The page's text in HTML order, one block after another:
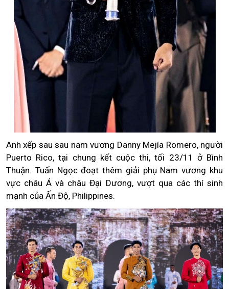
Anh xếp sau sau nam vương Danny Mejía Romero, người
Puerto Rico, tại chung kết cuộc thi, tối 23/11 ở Bình
Thuận. Tuấn Ngọc đoạt thêm giải phụ Nam vương khu
vực châu Á và châu Đại Dương, vượt qua các thí sinh
mạnh của Ấn Độ, Philippines.